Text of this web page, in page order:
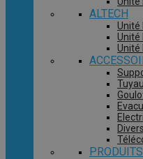
ALTECH
Unité
Unité
Unité